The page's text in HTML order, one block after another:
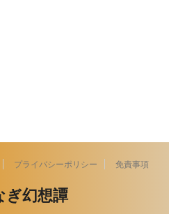
プライバシーポリシー 免責事項
ぎ幻想譚